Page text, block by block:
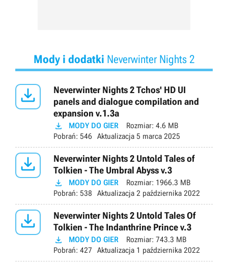
Mody i dodatki Neverwinter Nights 2

Neverwinter Nights 2 Tchos' HD UI
panels and dialogue compilation and
expansion v.1.3a
 MODY DO GIER Rozmiar: 4.6 MB
Pobrań: 546 Aktualizacja 5 marca 2025

Neverwinter Nights 2 Untold Tales of
Tolkien - The Umbral Abyss v.3
 MODY DO GIER Rozmiar: 1966.3 MB
Pobrań: 538 Aktualizacja 2 października 2022

Neverwinter Nights 2 Untold Tales Of
Tolkien - The Indanthrine Prince v.3
 MODY DO GIER Rozmiar: 743.3 MB
Pobrań: 427 Aktualizacja 1 października 2022